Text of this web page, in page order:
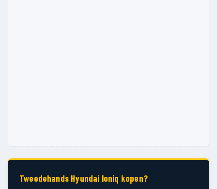
Tweedehands Hyundai Ioniq kopen?